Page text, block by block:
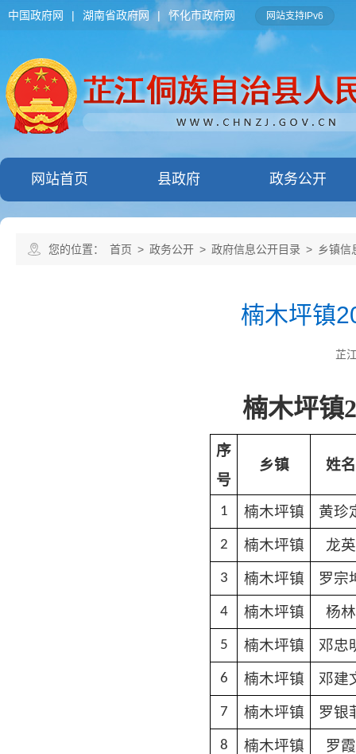
中国政府网 | 湖南省政府网 | 怀化市政府网 网站支持IPv6
网站首页 县政府 政务公开
您的位置： 首页 > 政务公开 > 政府信息公开目录 > 乡镇信
楠木坪镇
芷
楠木坪镇
序
号
乡镇 姓名
1 楠木坪镇 黄珍
2 楠木坪镇 龙英
3 楠木坪镇 罗宗
4 楠木坪镇 杨林
5 楠木坪镇 邓忠
6 楠木坪镇 邓建
7 楠木坪镇 罗银
8 楠木坪镇 罗霞